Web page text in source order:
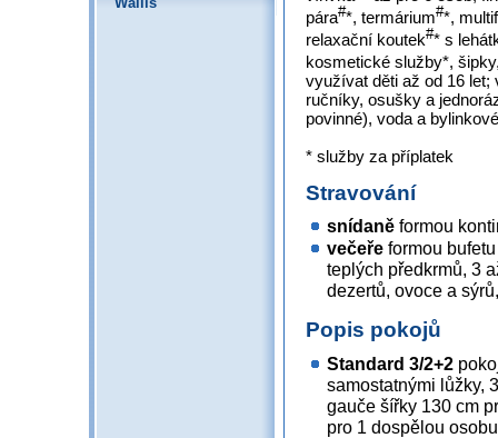
pára#*, termárium#*,
relaxační koutek#* s
kosmetické služby*,
využívat děti až od 16
ručníky, osušky a
povinné), voda a
* služby za příplatek
Stravování
snídaně formou
večeře formou
teplých předkrmů, 3
dezertů, ovoce a
Popis pokojů
Standard 3/2+2
samostatnými lůžky,
gauče šířky 130 cm
pro 1 dospělou